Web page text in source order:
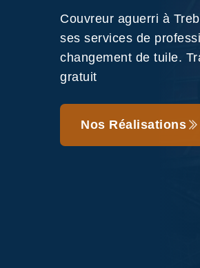
Couvreur aguerri à
ses services de
changement de tuile.
gratuit
Nos Réalisations